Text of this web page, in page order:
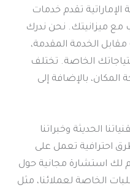
تقدم خدمات
مع ميزانيتك. نحن ندرك
الخدمة المقدمة،
الخاصة. تختلف
المكان، بالإضافة إلى
الحديثة وخبراتنا
احترافية تعمل على
لك استشارة مجانية حول
الخاصة لعملائنا، مثل